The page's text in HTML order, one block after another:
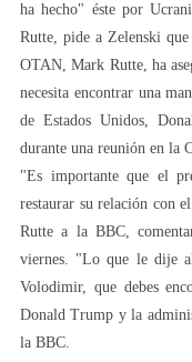
ha hecho" éste por
Rutte, pide a Zelenski
OTAN, Mark Rutte, ha
necesita encontrar una
de Estados Unidos,
durante una reunión en la
"Es importante que el
restaurar su relación con
Rutte a la BBC,
viernes. "Lo que le dije
Volodimir, que debes
Donald Trump y la
la BBC.